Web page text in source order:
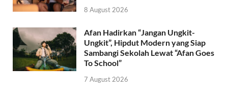
8 August 2026
Afan Hadirkan “Jangan Ungkit-
Ungkit”, Hipdut Modern yang Siap
Sambangi Sekolah Lewat “Afan Goes
To School”
7 August 2026